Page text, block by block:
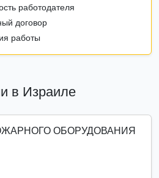
работодателя
договор
работы
в Израиле
ОБОРУДОВАНИЯ